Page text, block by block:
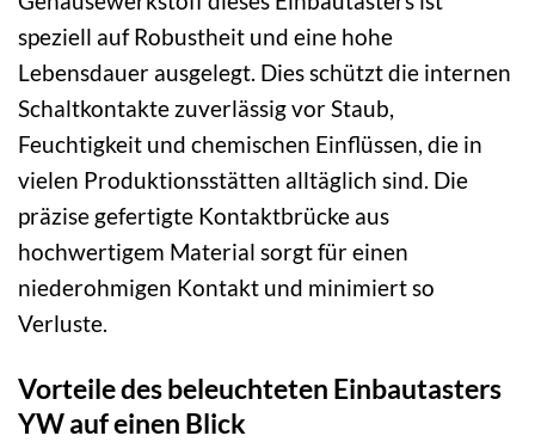
speziell auf Robustheit und eine hohe
Lebensdauer ausgelegt. Dies schützt die internen
Schaltkontakte zuverlässig vor Staub,
Feuchtigkeit und chemischen Einflüssen, die in
vielen Produktionsstätten alltäglich sind. Die
präzise gefertigte Kontaktbrücke aus
hochwertigem Material sorgt für einen
niederohmigen Kontakt und minimiert so
Verluste.
Vorteile des beleuchteten Einbautasters
YW auf einen Blick